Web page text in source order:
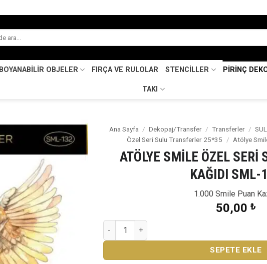
BOYANABİLİR OBJELER FIRÇA VE RULOLAR STENCİLLER PİRİNÇ
TAKI
Favorilerime
Ana Sayfa / Dekopaj/Transfer / Transferler /
Özel Seri Sulu Transferler 25*35
/ Atölye
ATÖLYE SMİLE ÖZEL SERİ
KAĞIDI SML-
1.000 Smile Puan
50,00 ₺
ATÖLYE SMİLE ÖZEL SERİ SULU TRANSFER
SEPETE EKLE